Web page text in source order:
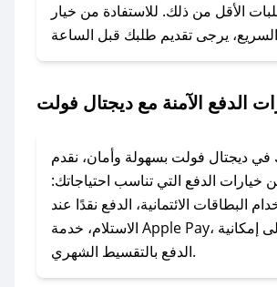
### كيفية استخدام كود خصم ديجتال فولت؟
1. انسخ كود الخصم من تطبيق صحصح.
2. الصقه في خانة الدفع عند التسوق من ديجتال
التواصل مع فريق دعم صحصح عبر
على تويتر أو البريد الإلكتروني،
بحل المشكلة في أسرع وقت ممكن.
### ماذا أفعل إذا لم أجد كود خصم لمتجري
المفضل؟
الأقل من ذلك. للاستفادة من خيار
الدفع الآمنة مع ديجتال فولت
في ديجتال فولت بسهولة وأمان، نقدم
الدفع التي تناسب احتياجاتك:
البطاقات الائتمانية، الدفع نقدًا عند
الاستلام، خدمة Apple Pay، بالإضافة إلى إمكانية
الدفع بالتقسيط الشهري.